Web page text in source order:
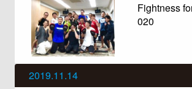
Fightness
020
2019.11.14